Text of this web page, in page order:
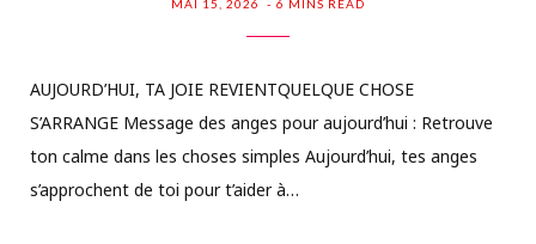
MAI 15, 2026 6 MINS READ
AUJOURD’HUI, TA JOIE REVIENTQUELQUE CHOSE
S’ARRANGE Message des anges pour aujourd’hui : Retrouve
ton calme dans les choses simples Aujourd’hui, tes anges
s’approchent de toi pour t’aider à…